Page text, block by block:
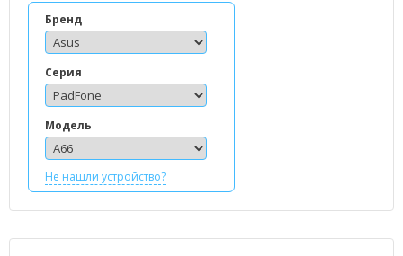
Бренд
Серия
Модель
Не нашли устройство?